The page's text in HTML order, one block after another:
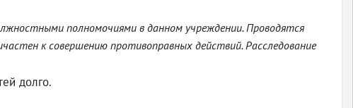
полномочиями в данном учреждении. Проводятся
к совершению противоправных действий. Расследование
долго.